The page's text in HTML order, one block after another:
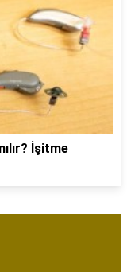
İşitme